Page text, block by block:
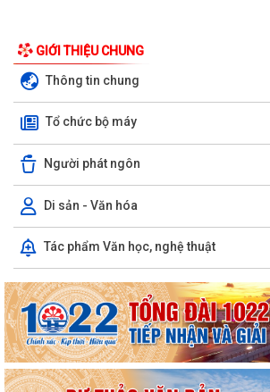
GIỚI THIỆU CHUNG
Thông tin chung
Tổ chức bộ máy
Người phát ngôn
Di sản - Văn hóa
Tác phẩm Văn học, nghệ thuật
UBND XÃ VĨNH AM PHỐI HỢP KIỂM TRA HỒ SƠ
HỖ TRỢ THEO NGHỊ QUYẾT SỐ...
UBND XÃ VĨNH AM TỔ CHỨC HỘI NGHỊ ĐÁNH
NHIỆM VỤ THÁNG 7, TRIỂN KHAI NHIỆM VỤ...
CẢNH BÁO CÁC THỦ ĐOẠN LỪA ĐẢO TRÊN
NGƯỜI DÂN TUYỆT ĐỐI KHÔNG CHỦ QUAN!